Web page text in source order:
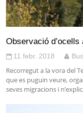
Observació d’ocells
11 febr. 2018
Recorregut a la vora del
que es puguin veure,
seves migracions i